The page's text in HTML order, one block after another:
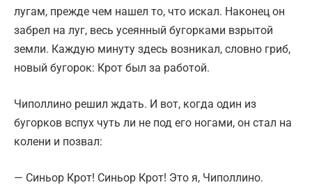
лугам, прежде чем нашел то, что искал. Наконец он
забрел на луг, весь усеянный бугорками взрытой
земли. Каждую минуту здесь возникал, словно гриб,
новый бугорок: Крот был за работой.
Чиполлино решил ждать. И вот, когда один из
бугорков вспух чуть ли не под его ногами, он стал на
колени и позвал:
— Синьор Крот! Синьор Крот! Это я, Чиполлино.